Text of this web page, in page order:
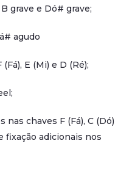
grave e Dó# grave;
agudo
E (Mi) e D (Ré);
nas chaves F (Fá), C (Dó)
fixação adicionais nos